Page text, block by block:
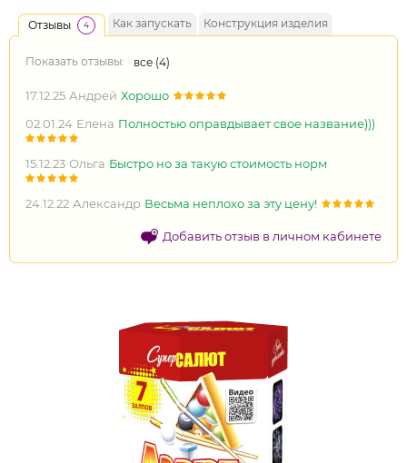
Отзывы 4 Как запускать Конструкция изделия
Показать отзывы: все (4)
17.12.25 Андрей Хорошо
02.01.24 Елена Полностью оправдывает свое название)))
15.12.23 Ольга Быстро но за такую стоимость норм
24.12.22 Александр Весьма неплохо за эту цену!
Добавить отзыв в личном кабинете